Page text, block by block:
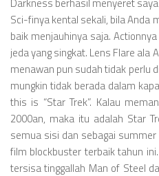
Sci-finya kental sekali, bila Anda
baik menjauhinya saja.
jeda yang singkat. Lens Flare ala
menawan pun sudah tidak perlu
mungkin tidak berada dalam
this is “Star Trek”. Kalau
2000an, maka itu adalah Star
semua sisi dan sebagai
film blockbuster terbaik tahun
tersisa tinggallah Man of Steel